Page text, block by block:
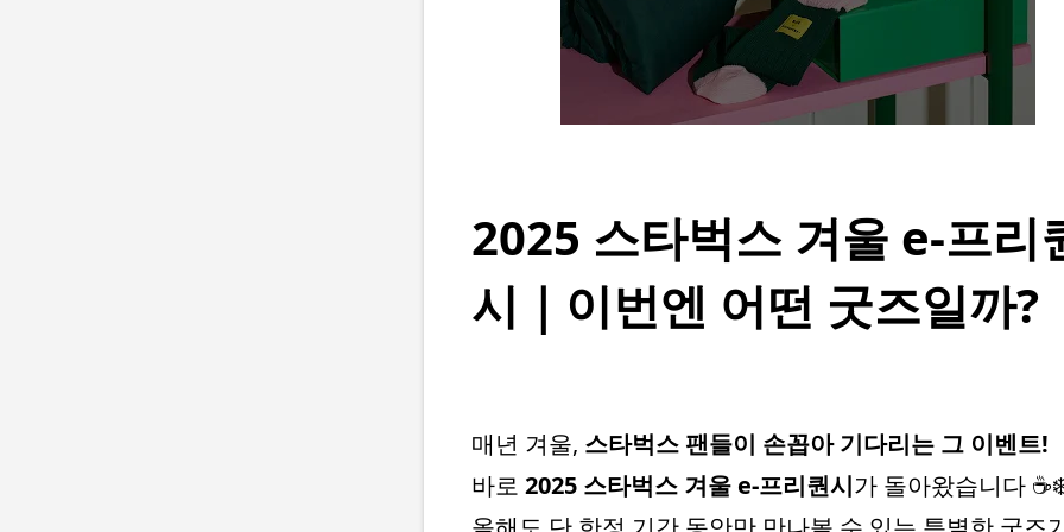
2025 스타벅스 겨울 e-프리
시｜이번엔 어떤 굿즈일까?
매년 겨울, 스타벅스 팬들이 손꼽아 기다리는 그 이벤트!
바로 2025 스타벅스 겨울 e-프리퀀시가 돌아왔습니다